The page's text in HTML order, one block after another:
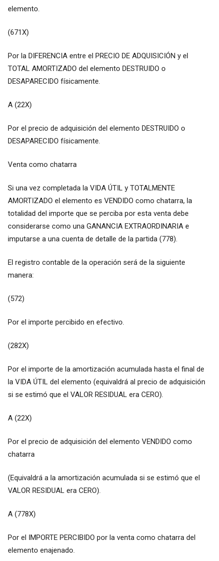
elemento.
(671X)
Por la DIFERENCIA entre el PRECIO DE ADQUISICIÓN y el
TOTAL AMORTIZADO del elemento DESTRUIDO o
DESAPARECIDO físicamente.
A (22X)
Por el precio de adquisición del elemento DESTRUIDO o
DESAPARECIDO físicamente.
Venta como chatarra
Si una vez completada la VIDA ÚTIL y TOTALMENTE
AMORTIZADO el elemento es VENDIDO como chatarra, la
totalidad del importe que se perciba por esta venta debe
considerarse como una GANANCIA EXTRAORDINARIA e
imputarse a una cuenta de detalle de la partida (778).
El registro contable de la operación será de la siguiente
manera:
(572)
Por el importe percibido en efectivo.
(282X)
Por el importe de la amortización acumulada hasta el final de
la VIDA ÚTIL del elemento (equivaldrá al precio de adquisición
si se estimó que el VALOR RESIDUAL era CERO).
A (22X)
Por el precio de adquisición del elemento VENDIDO como
chatarra
(Equivaldrá a la amortización acumulada si se estimó que el
VALOR RESIDUAL era CERO).
A (778X)
Por el IMPORTE PERCIBIDO por la venta como chatarra del
elemento enajenado.